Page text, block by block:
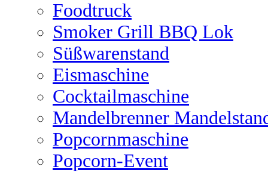
Foodtruck
Smoker Grill BBQ Lok
Süßwarenstand
Eismaschine
Cocktailmaschine
Mandelbrenner
Popcornmaschine
Popcorn-Event